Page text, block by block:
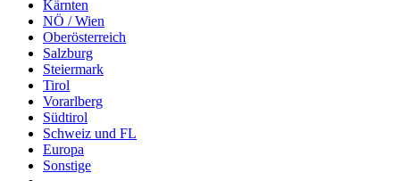
Kärnten
NÖ / Wien
Oberösterreich
Salzburg
Steiermark
Tirol
Vorarlberg
Südtirol
Schweiz und FL
Europa
Sonstige